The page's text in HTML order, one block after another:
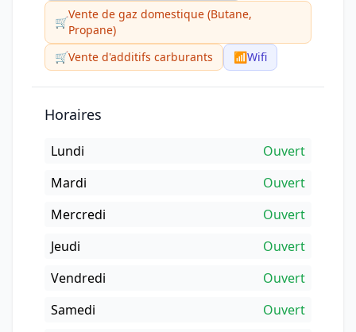
🛒
Vente de gaz domestique (Butane,
Propane)
🛒Vente d'additifs carburants 📶Wifi
Horaires
Lundi
Ouvert
Mardi
Ouvert
Mercredi
Ouvert
Jeudi
Ouvert
Vendredi
Ouvert
Samedi
Ouvert